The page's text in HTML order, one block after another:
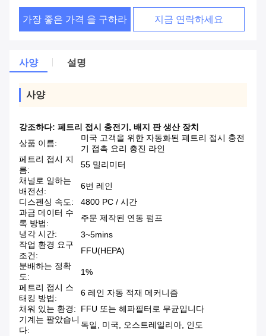
가장 좋은 가격 을 구하라 지금 연락하세요
사양 설명
사양
강조하다: 페트리 접시 충전기 , 배지 판 생산 장치
상품 이름:
미국 고객을 위한 자동화된 페트리 접시 충전
기 접촉 요리 충진 라인
페트리 접시 지
름:
55 밀리미터
채널로 일하는
배전선:
6번 레인
디스펜싱 속도:
4800 PC / 시간
과금 데이터 수
록 방법:
주문 제작된 연동 펌프
냉각 시간:
3~5mins
작업 환경 요구
조건:
FFU(HEPA)
분배하는 정확
도:
1%
페트리 접시 스
태킹 방법:
6 레인 자동 적재 메커니즘
채워 있는 환경:
FFU 또는 헤파필터로 무균입니다
기계는 팔았습니
다:
독일, 미국, 오스트레일리아, 인도